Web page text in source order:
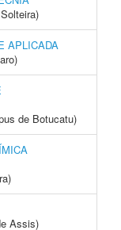
APLICADA
de Botucatu)
Assis)